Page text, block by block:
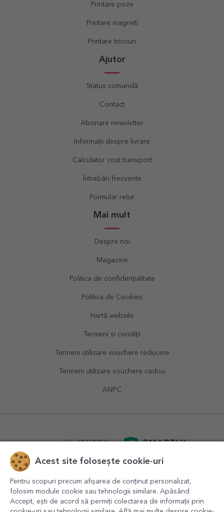
Printare poze
Printare magneti
Printare tricouri
Ajutor
Status comandă
Contact
Abonare newsletter
Informații despre livrare
Calculator cost transport
Întrebări frecvente
Formular retur
Mai mult
Despre noi
Magazine
Politica de confidențialitate
Politica de Cookies
Hartă website
Termeni și condiții
Termeni utilizare vouchere reducere
Termeni utilizare vouchere cadou
ANPC
powered bySMARTLY.ro
Acest site folosește cookie-uri
Pentru scopuri precum afișarea de conținut personalizat,
folosim module cookie sau tehnologii similare. Apăsând
Accept, ești de acord să permiți colectarea de informații prin